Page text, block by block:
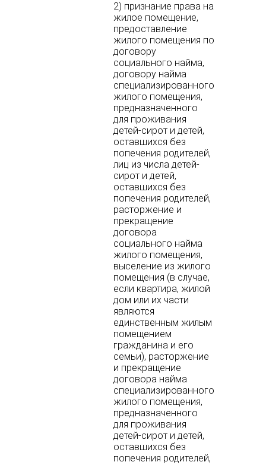
2) признание права на
жилое помещение,
предоставление
жилого помещения по
договору
социального найма,
договору найма
специализированного
жилого помещения,
предназначенного
для проживания
детей-сирот и детей,
оставшихся без
попечения родителей,
лиц из числа детей-
сирот и детей,
оставшихся без
попечения родителей,
расторжение и
прекращение
договора
социального найма
жилого помещения,
выселение из жилого
помещения (в случае,
если квартира, жилой
дом или их части
являются
единственным жилым
помещением
гражданина и его
семьи), расторжение
и прекращение
договора найма
специализированного
жилого помещения,
предназначенного
для проживания
детей-сирот и детей,
оставшихся без
попечения родителей,